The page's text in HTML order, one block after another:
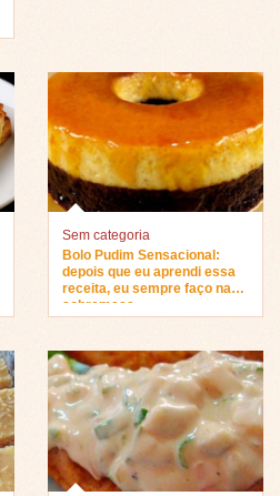
Sem categoria
Bolo Pudim Sensacional:
depois que eu aprendi essa
receita, eu sempre faço na
sobremesa…